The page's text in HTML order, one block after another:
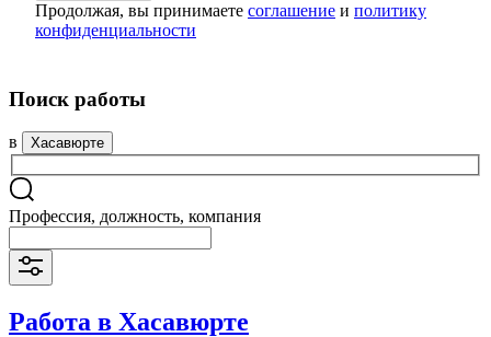
Продолжая, вы принимаете соглашение и политику
конфиденциальности
Поиск работы
в Хасавюрте
Профессия, должность, компания
Работа в Хасавюрте